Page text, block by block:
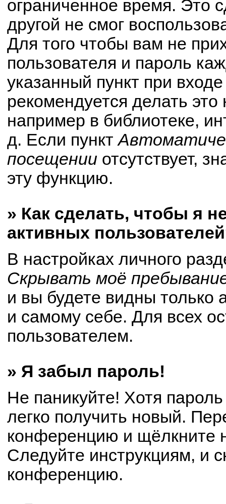
ограниченное время. Это
другой не смог
Для того чтобы вам не
пользователя и пароль
указанный пункт при
рекомендуется делать
например в библиотеке,
д. Если пункт
посещении отсутствует,
эту функцию.
» Как сделать, чтобы я
активных
В настройках личного
Скрывать моё
и вы будете видны только
и самому себе. Для всех
пользователем.
» Я забыл пароль!
Не паникуйте! Хотя
легко получить новый.
конференцию и щёлкните
Следуйте инструкциям, и
конференцию.